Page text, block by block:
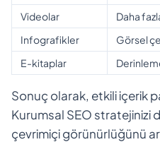
Videolar
Daha
Infografikler
Görsel
E-kitaplar
Sonuç olarak, etkili içerik
Kurumsal SEO stratejinizi
çevrimiçi görünürlüğünü